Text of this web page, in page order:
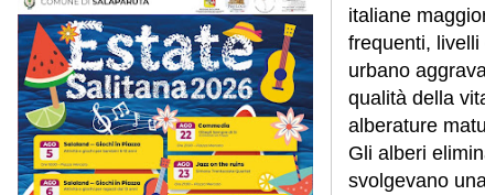
italiane
frequenti,
urbano
qualità della
alberature
Gli alberi
svolgevano